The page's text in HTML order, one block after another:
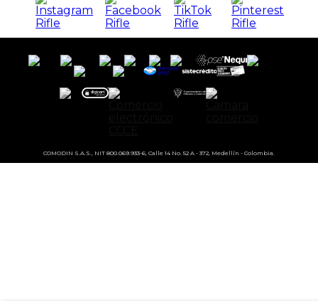
COMODIN S.A.S., NIT 800.069.933-6, Calle 14 No. 52 A - 372, Medellín - Colombia.